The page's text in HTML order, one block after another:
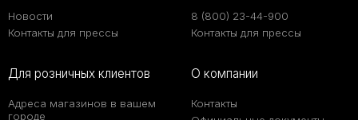
Новости
Контакты для прессы
8 (800) 23-44-900
Контакты для прессы
Для розничных клиентов
Адреса магазинов в вашем
городе
О компании
Контакты